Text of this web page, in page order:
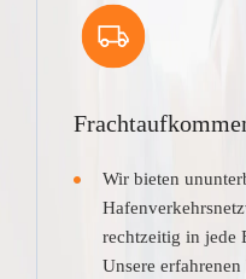
Wir bieten
rechtzeitig in jede
Unsere